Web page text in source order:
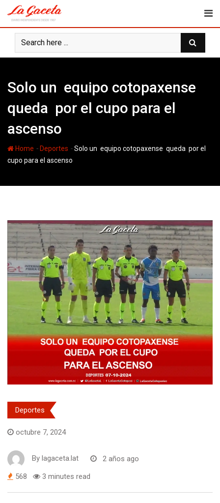
content
Solo un equipo cotopaxense
queda por el cupo para el
ascenso
Home - Deportes -Solo un equipo cotopaxense queda por el
cupo para el ascenso
Deportes
octubre 7, 2024
By lagaceta.lat 2 años ago
568 3 minutes read